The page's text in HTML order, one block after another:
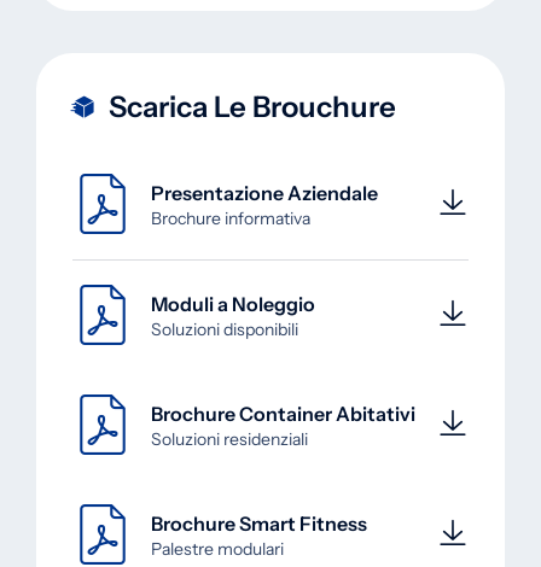
Scarica Le Brouchure
Presentazione Aziendale
Brochure informativa
Moduli a Noleggio
Soluzioni disponibili
Brochure Container Abitativi
Soluzioni residenziali
Brochure Smart Fitness
Palestre modulari